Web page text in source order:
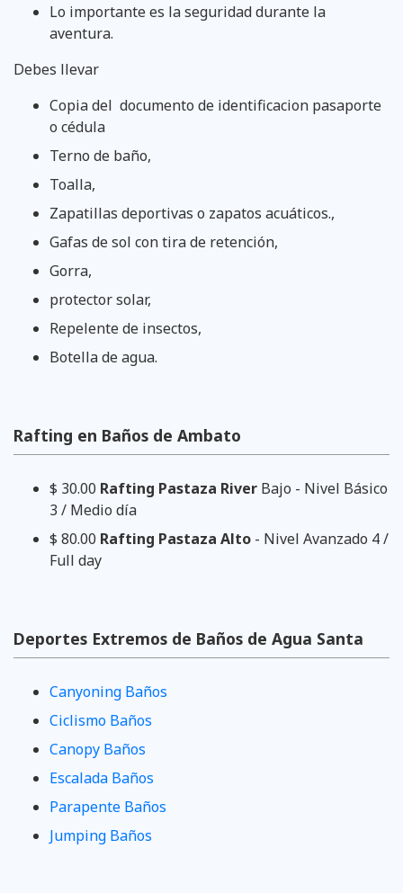
Lo importante es la seguridad durante la
aventura.
Debes llevar
Copia del documento de identificacion pasaporte
o cédula
Terno de baño,
Toalla,
Zapatillas deportivas o zapatos acuáticos.,
Gafas de sol con tira de retención,
Gorra,
protector solar,
Repelente de insectos,
Botella de agua.
Rafting en Baños de Ambato
$ 30.00 Rafting Pastaza River Bajo - Nivel Básico
3 / Medio día
$ 80.00 Rafting Pastaza Alto - Nivel Avanzado 4 /
Full day
Deportes Extremos de Baños de Agua Santa
Canyoning Baños
Ciclismo Baños
Canopy Baños
Escalada Baños
Parapente Baños
Jumping Baños